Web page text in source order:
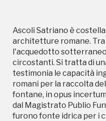
Ascoli Satriano è
architetture romane.
l'acquedotto
circostanti. Si tratta di
testimonia le capacità
romani per la raccolta
fontane, in opus
dal Magistrato Publio
furono fonte idrica per i
Storico